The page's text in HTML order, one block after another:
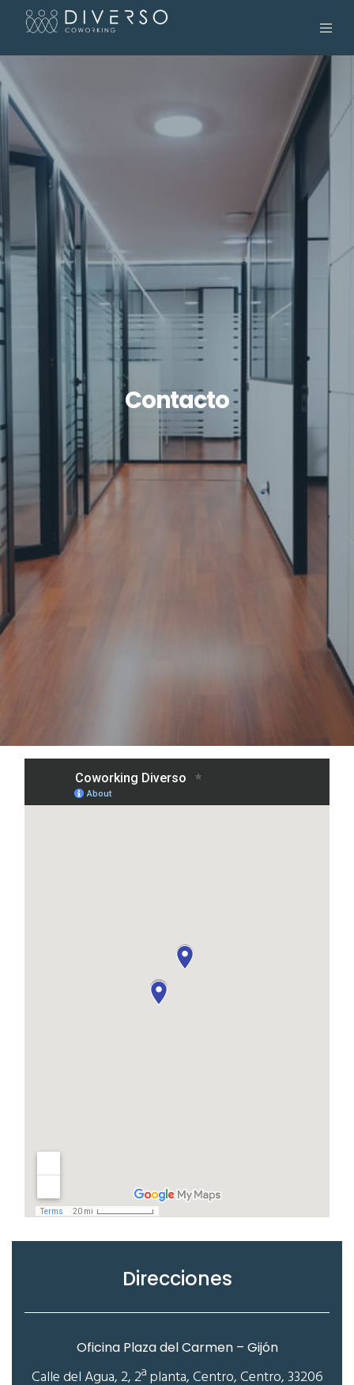
Contacto
Direcciones
Oficina Plaza del Carmen – Gijón
Calle del Agua, 2, 2ª planta, Centro, Centro, 33206